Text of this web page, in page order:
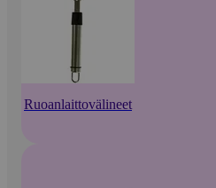
Ruoanlaittovälineet